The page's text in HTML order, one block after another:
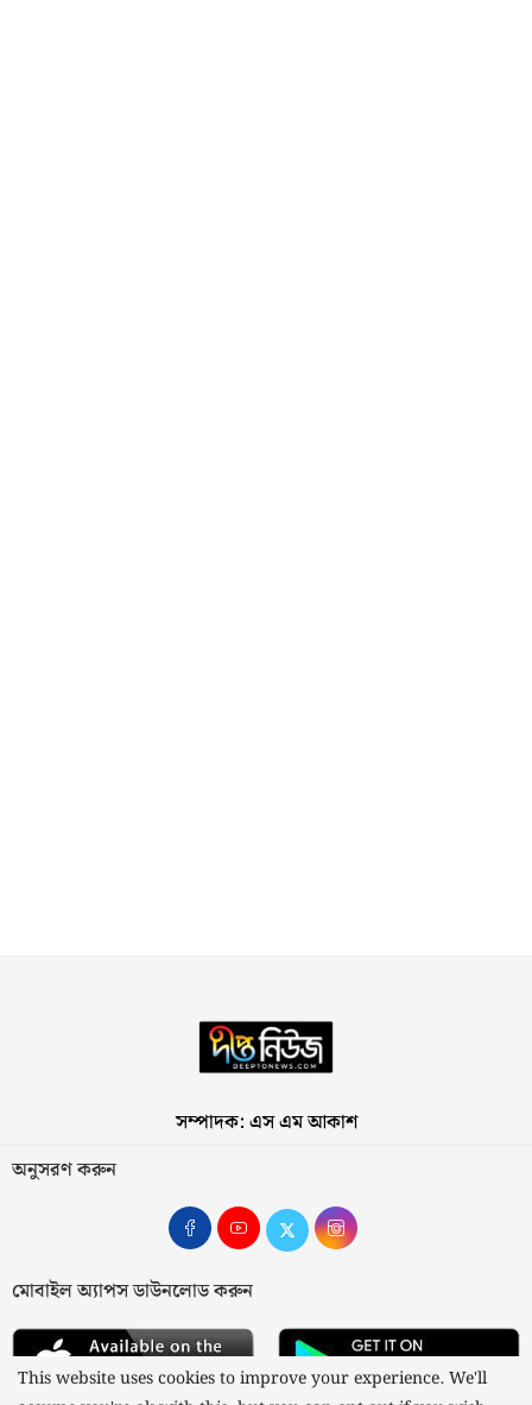
সম্পাদক: এস এম আকাশ
অনুসরণ করুন
মোবাইল অ্যাপস ডাউনলোড করুন
This website uses cookies to improve your experience. We'll